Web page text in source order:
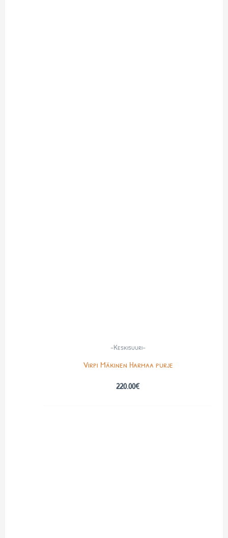
-Keskisuuri-
Virpi Mäkinen Harmaa purje
220.00€